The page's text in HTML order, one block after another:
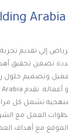
إلى تقديم
تضمن تحقيق
وتصميم حلول
تشمل كل
خطوات العمل مع
مع أهداف